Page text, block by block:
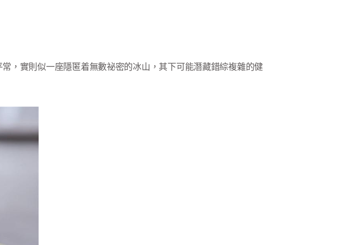
，實則似一座隱匿着無數祕密的冰山，其下可能潛藏錯綜複雜的健